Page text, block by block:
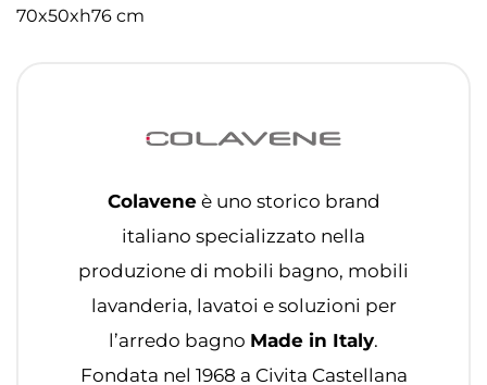
70x50xh76 cm
Colaveneè uno storico brand
italiano specializzato nella
produzione di mobili bagno, mobili
lavanderia, lavatoi e soluzioni per
l’arredo bagno Made in Italy.
Fondata nel 1968 a Civita Castellana